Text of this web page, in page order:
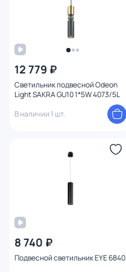
12 779 ₽
Светильник подвесной Odeon
Light SAKRA GU10 1*5W 4073/5L
В наличии 1 шт.
8 740 ₽
Подвесной светильник EYE 6840